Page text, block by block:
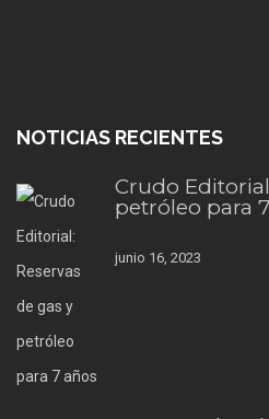
NOTICIAS RECIENTES
Crudo
petróleo para
junio 16, 2023